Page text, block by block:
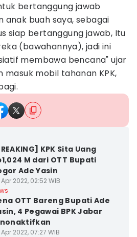
bertanggung jawab
buah saya, sebagai
siap bertanggung jawab, Itu
(bawahannya), jadi ini
membawa bencana" ujar
masuk mobil tahanan KPK,
KPK Sita Uang
M dari OTT Bupati
Ade Yasin
2022, 02:52 WIB
OTT Bareng Bupati Ade
4 Pegawai BPK Jabar
2022, 07:27 WIB